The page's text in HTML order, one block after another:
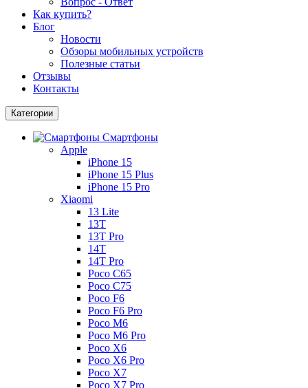
Как купить?
Блог
Новости
Обзоры мобильных устройств
Полезные статьи
Отзывы
Контакты
Категории
Смартфоны
Apple
iPhone 15
iPhone 15 Plus
iPhone 15 Pro
Xiaomi
13 Lite
13T
13T Pro
14T
14T Pro
Poco C65
Poco C75
Poco F6
Poco F6 Pro
Poco M6
Poco M6 Pro
Poco X6
Poco X6 Pro
Poco X7
Poco X7 Pro